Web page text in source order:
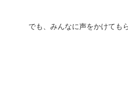
でも、みんなに声をかけても